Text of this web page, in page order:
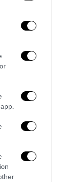
il dito sul